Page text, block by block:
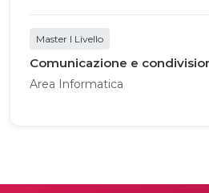
Master I Livello
Comunicazione e
Area Informatica